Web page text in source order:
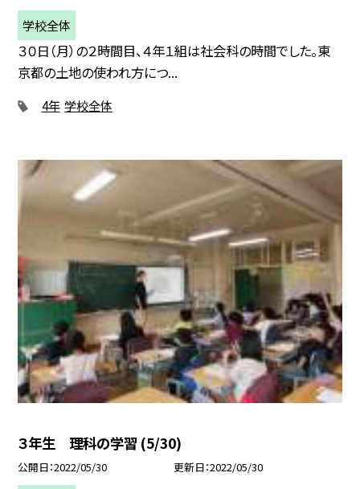
学校全体
３０日（月）の２時間目、４年１組は社会科の時間でした。東
京都の土地の使われ方につ...
4年 学校全体
３年生 理科の学習 (5/30)
公開日 2022/05/30 更新日 2022/05/30